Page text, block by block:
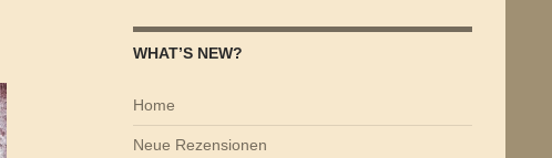
WHAT’S NEW?
Home
Neue Rezensionen